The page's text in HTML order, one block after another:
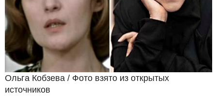
Ольга Кобзева / Фото взято из открытых
источников